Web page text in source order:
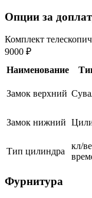
Опции за
Комплект
9000 ₽
Наименование
Замок верхний
Замок нижний
Тип цилиндра
кл/
Фурнитура